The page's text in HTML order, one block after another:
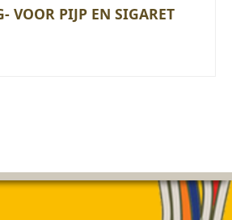
VOOR PIJP EN SIGARET